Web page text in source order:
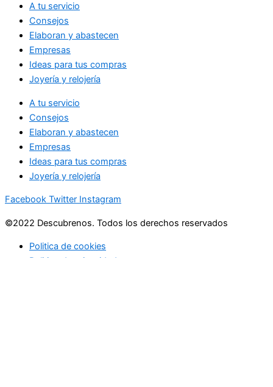
A tu servicio
Consejos
Elaboran y abastecen
Empresas
Ideas para tus compras
Joyería y relojería
A tu servicio
Consejos
Elaboran y abastecen
Empresas
Ideas para tus compras
Joyería y relojería
Facebook Twitter Instagram
©2022 Descubrenos. Todos los derechos reservados
Politica de cookies
Politico de privacidad